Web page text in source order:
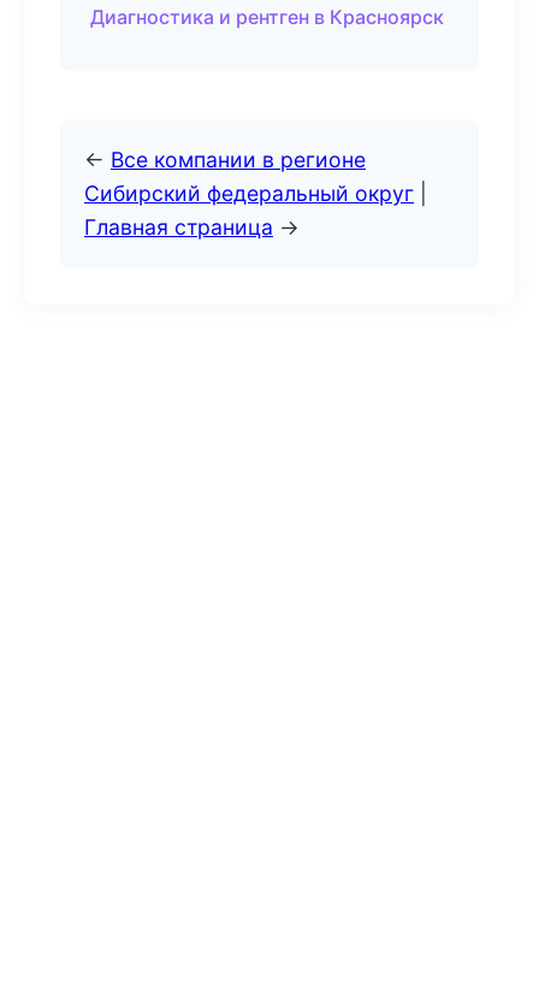
Диагностика и рентген в Красноярск
← Все компании в регионе
Сибирский федеральный округ
Главная страница →